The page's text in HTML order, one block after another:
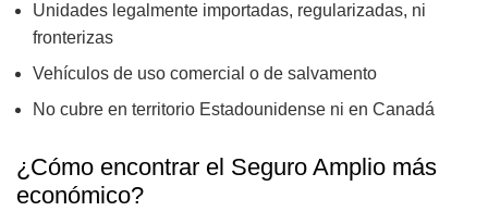
Unidades legalmente importadas, regularizadas, ni
fronterizas
Vehículos de uso comercial o de salvamento
No cubre en territorio Estadounidense ni en Canadá
¿Cómo encontrar el Seguro Amplio más
económico?